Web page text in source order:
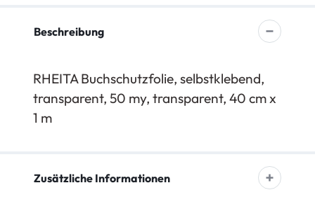
Beschreibung
RHEITA Buchschutzfolie, selbstklebend,
transparent, 50 my, transparent, 40 cm x
1 m
Zusätzliche Informationen